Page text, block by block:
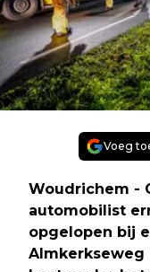
Voeg
Woudrichem -
automobilist
opgelopen bij
Almkerkseweg